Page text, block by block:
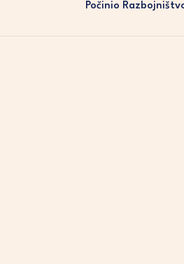
Počinio